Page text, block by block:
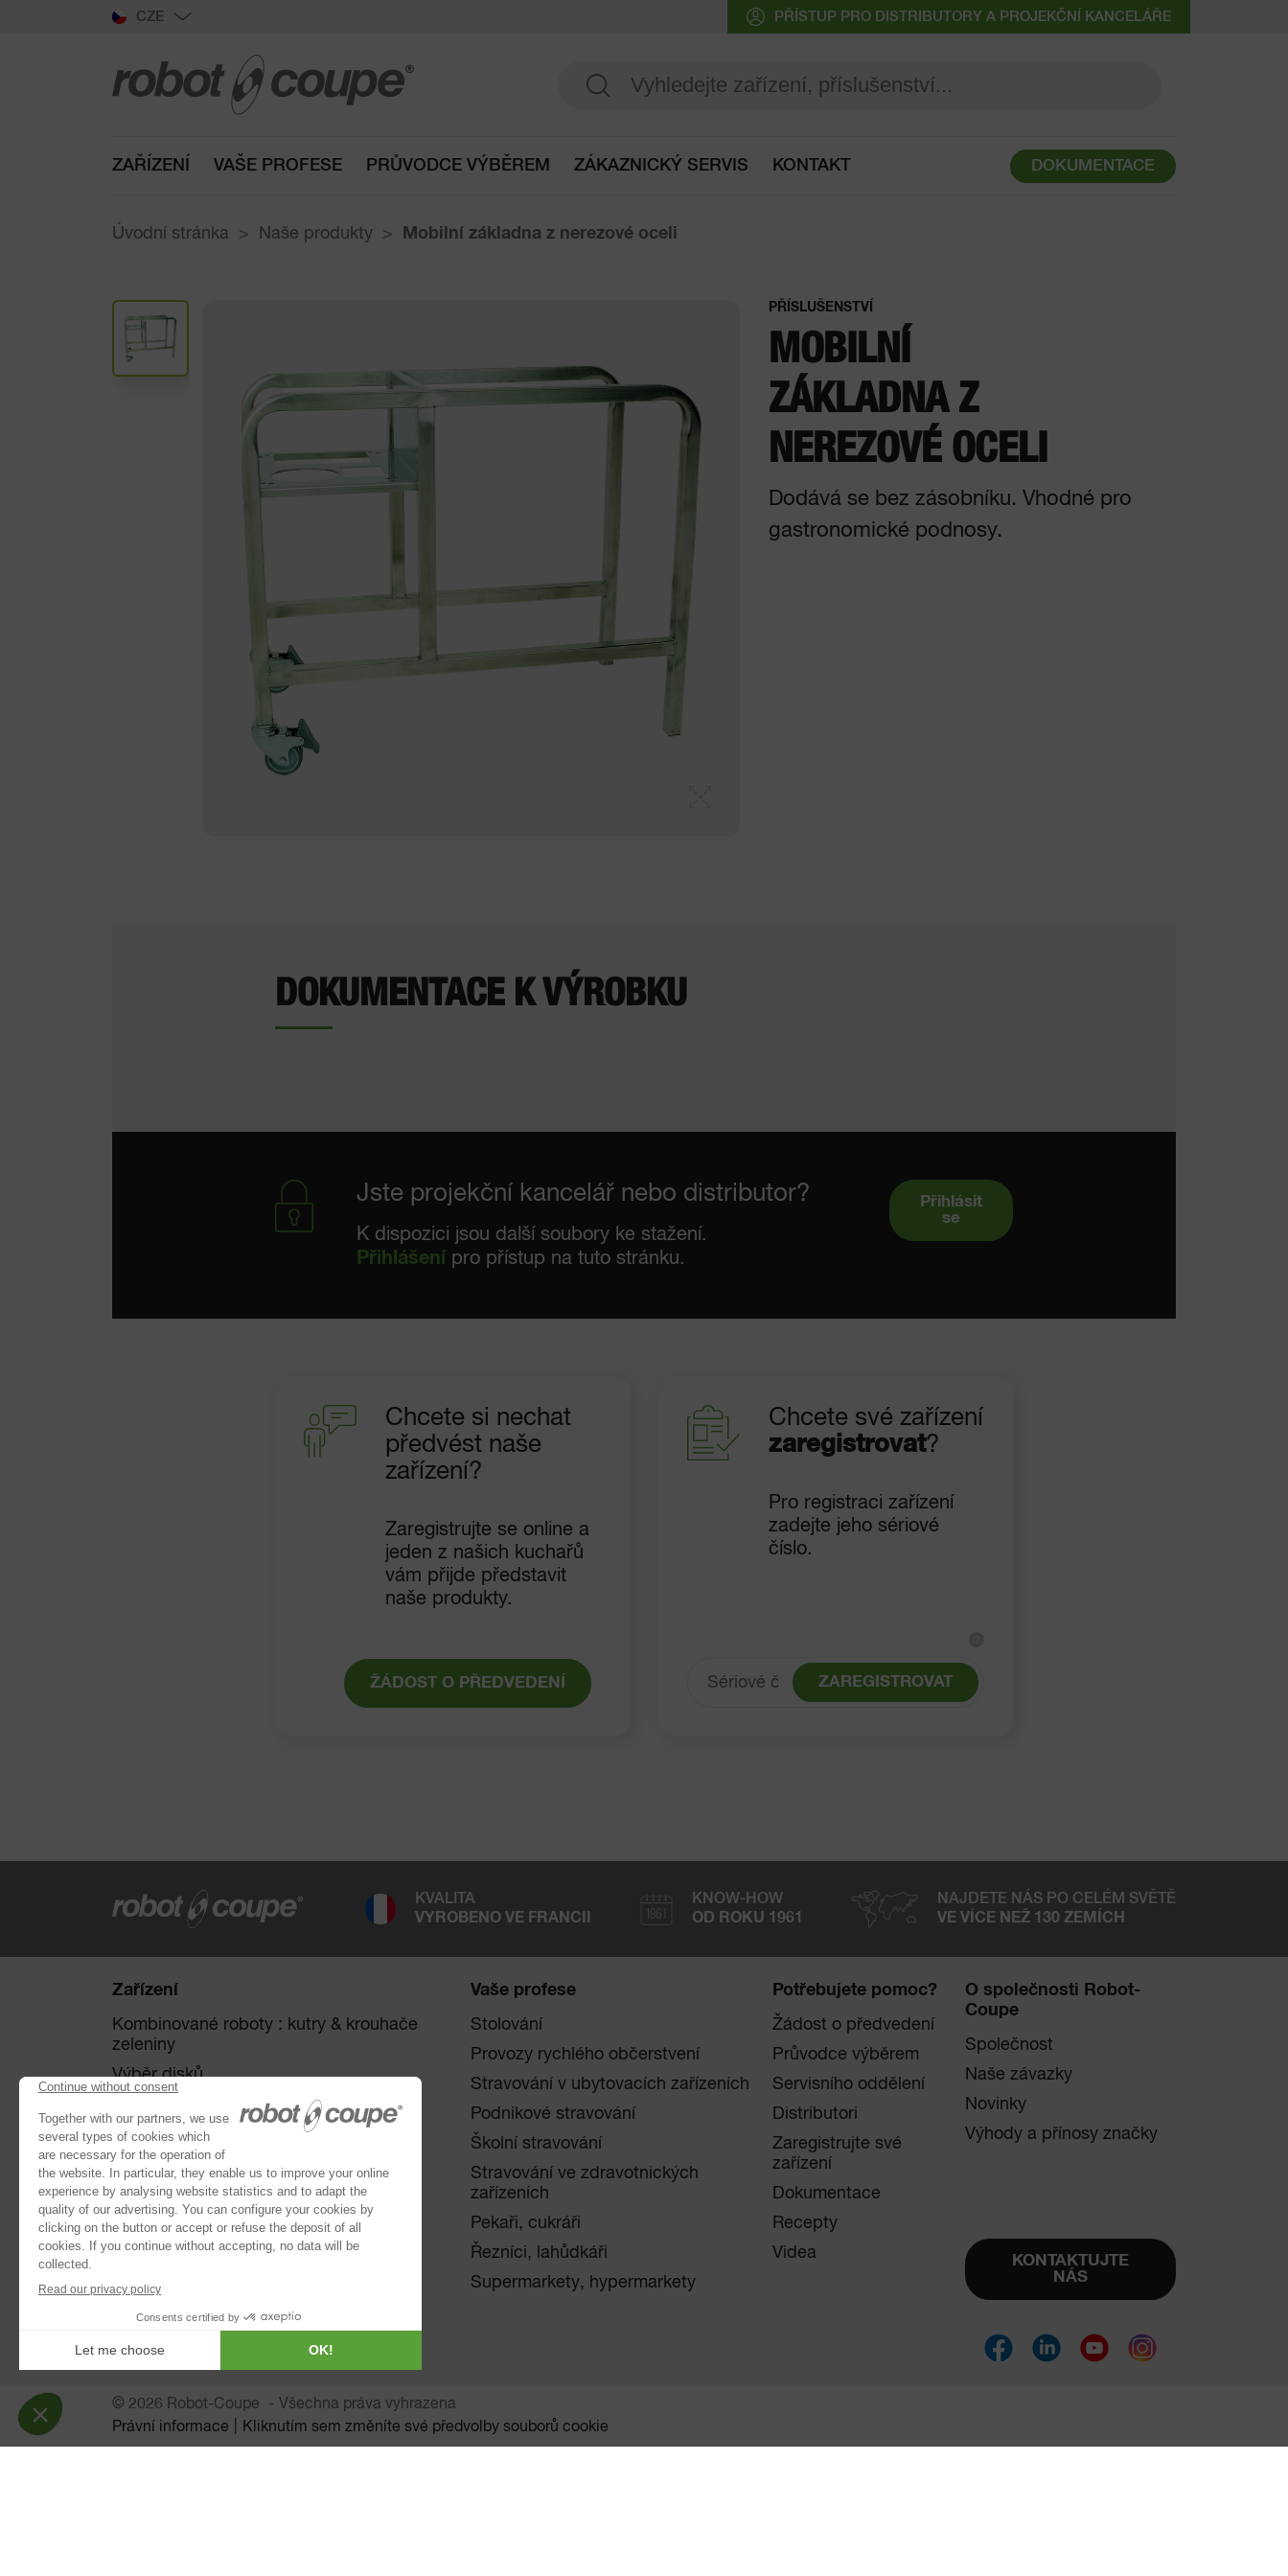
CZE PŘÍSTUP PRO DISTRIBUTORY A PROJEKČNÍ KANCELÁŘE
ZAŘÍZENÍ VAŠE PROFESE PRŮVODCE VÝBĚREM ZÁKAZNICKÝ SERVIS KONTAKT DOKUMENTACE
Úvodní stránka Naše produkty Mobilní základna z nerezové oceli
PŘÍSLUŠENSTVÍ
MOBILNÍ
ZÁKLADNA Z
NEREZOVÉ OCELI
Dodává se bez zásobníku. Vhodné pro
gastronomické podnosy.
DOKUMENTACE K VÝROBKU
Jste projekční kancelář nebo distributor?
K dispozici jsou další soubory ke stažení.
Přihlášení pro přístup na tuto stránku.
Přihlásit
se
Chcete si nechat
předvést naše
zařízení?
Zaregistrujte se online a
jeden z našich kuchařů
vám přijde představit
naše produkty.
ŽÁDOST O PŘEDVEDENÍ
Chcete své zařízení
zaregistrovat?
Pro registraci zařízení
zadejte jeho sériové
číslo.
ZAREGISTROVAT
KVALITA
VYROBENO VE FRANCII
KNOW-HOW
OD ROKU 1961
NAJDETE NÁS PO CELÉM SVĚTĚ
VE VÍCE NEŽ 130 ZEMÍCH
Zařízení
Kombinované roboty : kutry & krouhače
zeleniny
Výběr disků
Krouhače zeleniny
Kutry
Robot Cook
Blixer ®
Kitchen Blenders
Ponorné mixéry
Automatický odšťavňovač
Automatická síta
PLANETÁRNÍ MIXÉR
Vaše profese
Stolování
Provozy rychlého občerstvení
Stravování v ubytovacích zařízeních
Podnikové stravování
Školní stravování
Stravování ve zdravotnických
zařízeních
Pekaři, cukráři
Řezníci, lahůdkáři
Supermarkety, hypermarkety
Potřebujete pomoc?
Žádost o předvedení
Průvodce výběrem
Servisního oddělení
Distributori
Zaregistrujte své
zařízení
Dokumentace
Recepty
Videa
O společnosti Robot-
Coupe
Společnost
Naše závazky
Novinky
Výhody a přínosy značky
KONTAKTUJTE
NÁS
© 2026 Robot-Coupe
Všechna práva vyhrazena
Právní informace
Kliknutím sem změníte své předvolby souborů cookie
Přístup do průvodce výběrem